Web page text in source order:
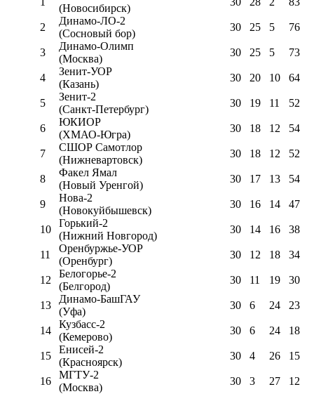
(Новосибирск)
2
Динамо-ЛО-2
(Сосновый бор)
30 25 5 76
3
Динамо-Олимп
(Москва)
30 25 5 73
4
Зенит-УОР
(Казань)
30 20 10 64
5
Зенит-2
(Санкт-Петербург)
30 19 11 52
6
ЮКИОР
(ХМАО-Югра)
30 18 12 54
7
СШОР Самотлор
(Нижневартовск)
30 18 12 52
8
Факел Ямал
(Новый Уренгой)
30 17 13 54
9
Нова-2
(Новокуйбышевск)
30 16 14 47
10
Горький-2
(Нижний Новгород)
30 14 16 38
11
Оренбуржье-УОР
(Оренбург)
30 12 18 34
12
Белогорье-2
(Белгород)
30 11 19 30
13
Динамо-БашГАУ
(Уфа)
30 6 24 23
14
Кузбасс-2
(Кемерово)
30 6 24 18
15
Енисей-2
(Красноярск)
30 4 26 15
16
МГТУ-2
(Москва)
30 3 27 12